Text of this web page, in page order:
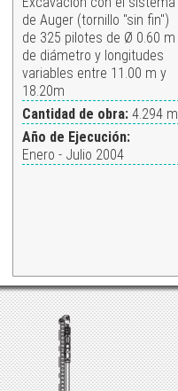
de Auger (tornillo "sin fin")
de 325 pilotes de Ø 0.60 m
de diámetro y longitudes
variables entre 11.00 m y
18.20m
Cantidad de obra: 4.294 m
Año de Ejecución:
Enero - Julio 2004